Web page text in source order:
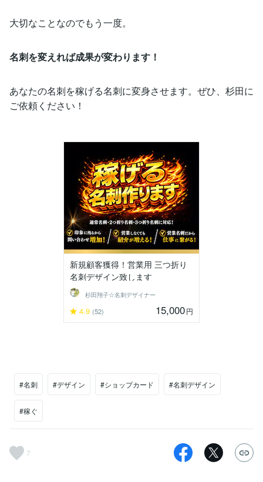
大切なことなのでもう一度。
名刺を変えれば成果が変わります！
あなたの名刺を稼げる名刺に変身させます。ぜひ、杉田に
ご依頼ください！
新規顧客獲得！営業用 三つ折り
名刺デザイン致します
杉田翔子☆名刺デザイナー
4.9 (52) 15,000円
#名刺 #デザイン #ショップカード #名刺デザイン
#稼ぐ
7